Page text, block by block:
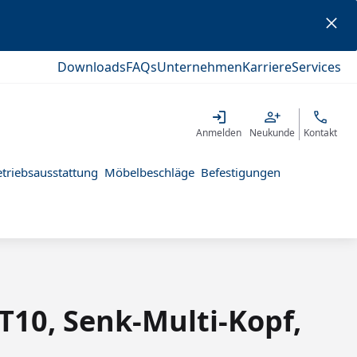
DownloadsFAQsUnternehmenKarriereServices
Anmelden Neukunde Kontakt
Möbelbeschläge Befestigungen
Senk-Multi-Kopf,